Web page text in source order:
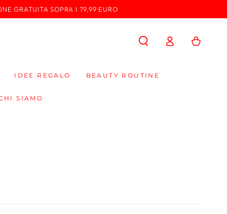
GRATUITA SOPRA I 79,99 EURO
IDEE REGALO BEAUTY ROUTINE
SIAMO
Accedi Carello